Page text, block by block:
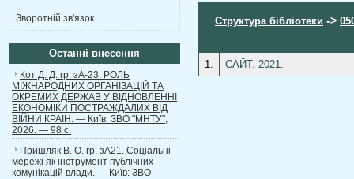
Зворотній зв'язок
Останні внесення
Кот Д. Д. гр. зА-23. РОЛЬ
МІЖНАРОДНИХ ОРГАНІЗАЦІЙ ТА
ОКРЕМИХ ДЕРЖАВ У ВІДНОВЛЕННІ
ЕКОНОМІКИ ПОСТРАЖДАЛИХ ВІД
ВІЙНИ КРАЇН. — Київ: ЗВО "МНТУ",
2026. — 98 с.
Пришляк В. О. гр. зА21. Соціальні
мережі як інструмент публічних
комунікацій влади. — Київ: ЗВО
Структура бібліотеки ->
1. САЙТ. 2021.